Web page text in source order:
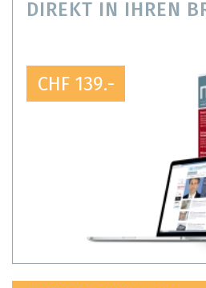
DIREKT IN IHREN
CHF 139.-